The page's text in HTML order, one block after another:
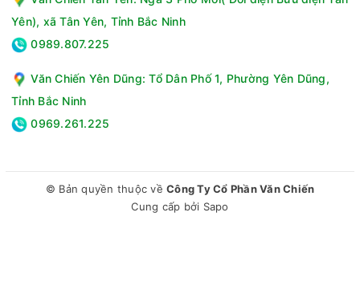
phẩm cũng giúp bạn giảm thiểu các đồ gia dụng trong bếp
từ đó giúp căn bếp trở nên gọn gàng và ngăn nắp hơn.
Yên), xã Tân Yên, Tỉnh Bắc Ninh
0989.807.225
Văn Chiến Yên Dũng: Tổ Dân Phố 1, Phường Yên Dũng,
Tỉnh Bắc Ninh
0969.261.225
© Bản quyền thuộc về Công Ty Cổ Phần Văn Chiến
Cung cấp bởi Sapo